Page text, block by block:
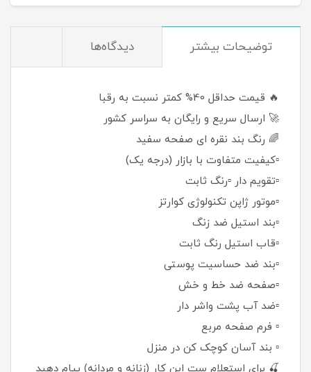
توضيحات بيشتر دیدگاه‌ها
🔥 قیمت حداقل 40% کمتر نسبت به رقبا
🚀 ارسال سریع و رایگان به سراسر کشور
🌈 رنگ بند نقره ای صفحه سفید
▫️کیفیت متفاوت با بازار (درجه یک)
▫️تقویم دار ▫️رنگ ثابت
▫️موتور ژاپن تکنولوژی کوارتز
▫️بند استیل ضد زنگ
▫️قاب استیل رنگ ثابت
▫️بند ضد حساسیت پوستی
▫️صفحه ضد خط و خش
▫️ضد آب پشت واشر دار
▫️ فرم صفحه مربع
▫️ بند آسان کوچک کن در منزل
🍒 برای استعلام ست این کار (زنانه و مردانه) پیام دهید